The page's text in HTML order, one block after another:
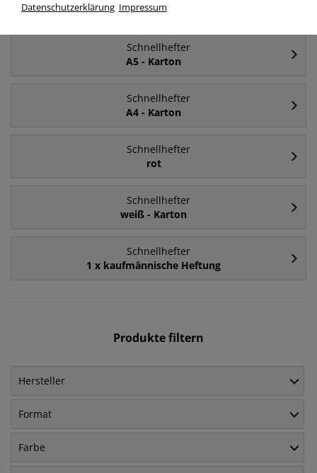
A4
Schnellhefter
A5 - Karton
Schnellhefter
A4 - Karton
Schnellhefter
rot
Schnellhefter
weiß - Karton
Schnellhefter
1 x kaufmännische Heftung
Produkte filtern
Hersteller
Format
Farbe
Datenschutzerklärung Impressum